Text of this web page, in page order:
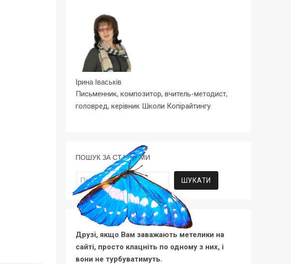
Ірина Іваськів
Письменник, композитор, вчитель-методист,
головред, керівник Школи Копірайтингу
ПОШУК ЗА СТАТТЯМИ
Пошук:
Друзі, якщо Вам заважають метелики на
сайті, просто клацніть по одному з них, і
вони не турбуватимуть.